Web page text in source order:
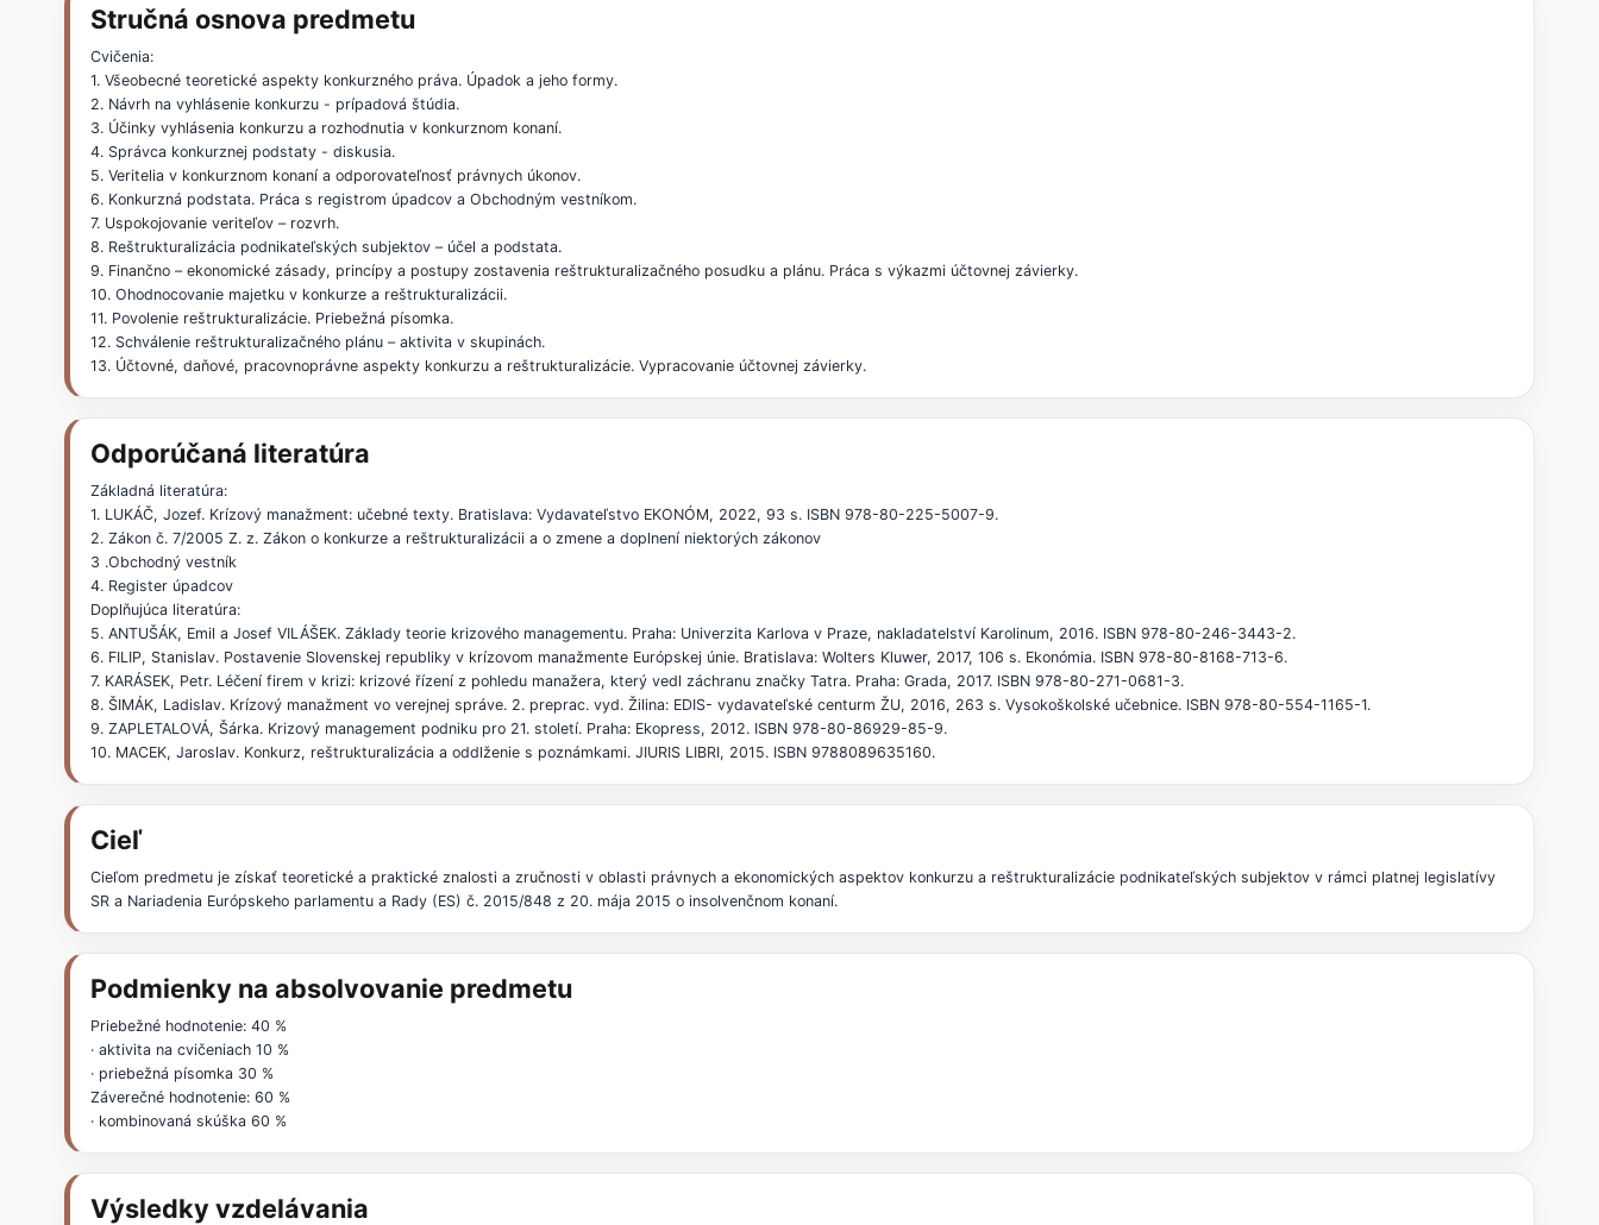
Stručná osnova predmetu
Cvičenia:
1. Všeobecné teoretické aspekty konkurzného práva. Úpadok a jeho formy.
2. Návrh na vyhlásenie konkurzu - prípadová štúdia.
3. Účinky vyhlásenia konkurzu a rozhodnutia v konkurznom konaní.
4. Správca konkurznej podstaty - diskusia.
5. Veritelia v konkurznom konaní a odporovateľnosť právnych úkonov.
6. Konkurzná podstata. Práca s registrom úpadcov a Obchodným vestníkom.
7. Uspokojovanie veriteľov – rozvrh.
8. Reštrukturalizácia podnikateľských subjektov – účel a podstata.
9. Finančno – ekonomické zásady, princípy a postupy zostavenia reštrukturalizačného posudku a plánu. Práca s výkazmi účtovnej závierky.
10. Ohodnocovanie majetku v konkurze a reštrukturalizácii.
11. Povolenie reštrukturalizácie. Priebežná písomka.
12. Schválenie reštrukturalizačného plánu – aktivita v skupinách.
13. Účtovné, daňové, pracovnoprávne aspekty konkurzu a reštrukturalizácie. Vypracovanie účtovnej závierky.
Odporúčaná literatúra
Základná literatúra:
1. LUKÁČ, Jozef. Krízový manažment: učebné texty. Bratislava: Vydavateľstvo EKONÓM, 2022, 93 s. ISBN 978-80-225-5007-9.
2. Zákon č. 7/2005 Z. z. Zákon o konkurze a reštrukturalizácii a o zmene a doplnení niektorých zákonov
3 .Obchodný vestník
4. Register úpadcov
Doplňujúca literatúra:
5. ANTUŠÁK, Emil a Josef VILÁŠEK. Základy teorie krizového managementu. Praha: Univerzita Karlova v Praze, nakladatelství Karolinum, 2016. ISBN 978-80-246-3443-2.
6. FILIP, Stanislav. Postavenie Slovenskej republiky v krízovom manažmente Európskej únie. Bratislava: Wolters Kluwer, 2017, 106 s. Ekonómia. ISBN 978-80-8168-713-6.
7. KARÁSEK, Petr. Léčení firem v krizi: krizové řízení z pohledu manažera, který vedl záchranu značky Tatra. Praha: Grada, 2017. ISBN 978-80-271-0681-3.
8. ŠIMÁK, Ladislav. Krízový manažment vo verejnej správe. 2. preprac. vyd. Žilina: EDIS- vydavateľské centurm ŽU, 2016, 263 s. Vysokoškolské učebnice. ISBN 978-80-554-1165-1.
9. ZAPLETALOVÁ, Šárka. Krizový management podniku pro 21. století. Praha: Ekopress, 2012. ISBN 978-80-86929-85-9.
10. MACEK, Jaroslav. Konkurz, reštrukturalizácia a oddlženie s poznámkami. JIURIS LIBRI, 2015. ISBN 9788089635160.
Cieľ
Cieľom predmetu je získať teoretické a praktické znalosti a zručnosti v oblasti právnych a ekonomických aspektov konkurzu a reštrukturalizácie podnikateľských subjektov v rámci platnej legislatívy
SR a Nariadenia Európskeho parlamentu a Rady (ES) č. 2015/848 z 20. mája 2015 o insolvenčnom konaní.
Podmienky na absolvovanie predmetu
Priebežné hodnotenie: 40 %
· aktivita na cvičeniach 10 %
· priebežná písomka 30 %
Záverečné hodnotenie: 60 %
· kombinovaná skúška 60 %
Výsledky vzdelávania